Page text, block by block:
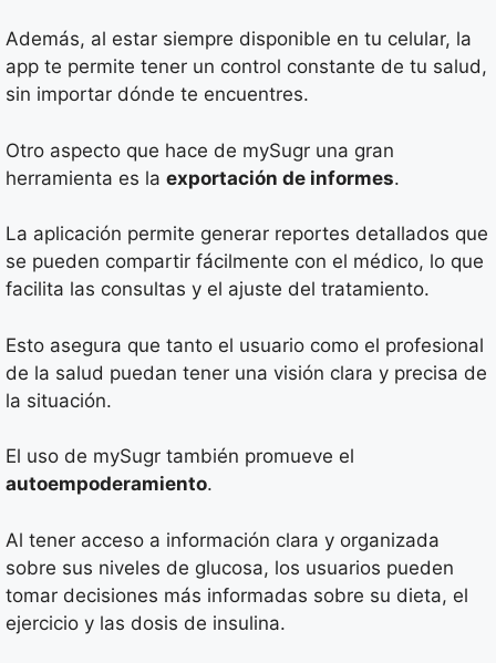
Además, al estar siempre disponible en tu celular, la
app te permite tener un control constante de tu salud,
sin importar dónde te encuentres.
Otro aspecto que hace de mySugr una gran
herramienta es la exportación de informes.
La aplicación permite generar reportes detallados que
se pueden compartir fácilmente con el médico, lo que
facilita las consultas y el ajuste del tratamiento.
Esto asegura que tanto el usuario como el profesional
de la salud puedan tener una visión clara y precisa de
la situación.
El uso de mySugr también promueve el
autoempoderamiento.
Al tener acceso a información clara y organizada
sobre sus niveles de glucosa, los usuarios pueden
tomar decisiones más informadas sobre su dieta, el
ejercicio y las dosis de insulina.